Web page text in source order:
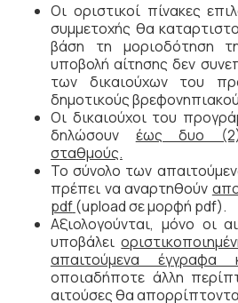
Οι οριστικοί πίνακες
συμμετοχής θα
βάση τη μοριοδότηση
υποβολή αίτησης δεν
των δικαιούχων του
δημοτικούς
Οι δικαιούχοι του
δηλώσουν έως δυο (2)
σταθμούς.
Το σύνολο των
πρέπει να αναρτηθούν
pdf(upload σε μορφή pdf).
Αξιολογούνται, μόνο οι
υποβάλει
απαιτούμενα έγγραφα
οποιαδήποτε άλλη
αιτούσες θα